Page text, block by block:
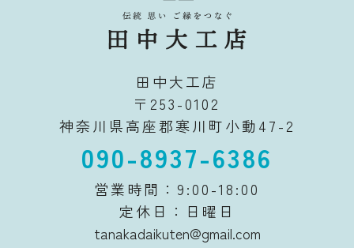
田中大工店
〒253-0102
神奈川県高座郡寒川町小動47-2
090-8937-6386
営業時間：9:00-18:00
定休日：日曜日
tanakadaikuten@gmail.com